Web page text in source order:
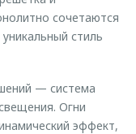
сочетаются
стиль
— система
Огни
эффект,